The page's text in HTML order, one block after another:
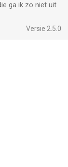
ga ik zo niet uit
Versie 2.5.0